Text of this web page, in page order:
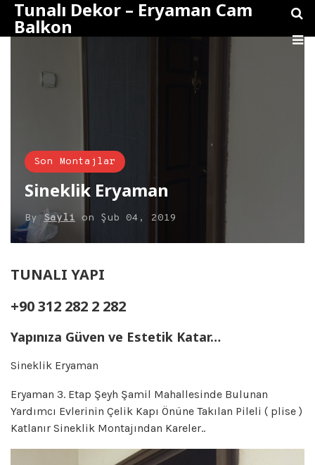
Tunalı Dekor – Eryaman Cam
Balkon
Son Montajlar
Sineklik Eryaman
BySayli on Şub 04, 2019
TUNALI YAPI
+90 312 282 2 282
Yapınıza Güven ve Estetik Katar…
Sineklik Eryaman
Eryaman 3. Etap Şeyh Şamil Mahallesinde Bulunan
Yardımcı Evlerinin Çelik Kapı Önüne Takılan Pileli ( plise )
Katlanır Sineklik Montajından Kareler..